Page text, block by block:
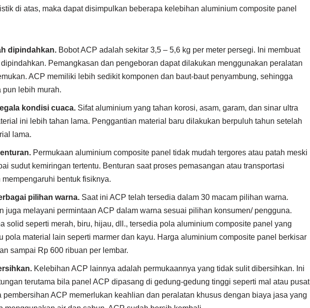
di atas, maka dapat disimpulkan beberapa kelebihan aluminium composite panel
dipindahkan.Bobot ACP adalah sekitar 3,5 – 5,6 kg per meter persegi. Ini membuat
Pemangkasan dan pengeboran dapat dilakukan menggunakan peralatan
ACP memiliki lebih sedikit komponen dan baut-baut penyambung, sehingga
pun lebih murah.
kondisi cuaca.Sifat aluminium yang tahan korosi, asam, garam, dan sinar ultra
ini lebih tahan lama. Penggantian material baru dilakukan berpuluh tahun setelah
lama.
Permukaan aluminium composite panel tidak mudah tergores atau patah meski
sudut kemiringan tertentu. Benturan saat proses pemasangan atau transportasi
bentuk fisiknya.
pilihan warna.Saat ini ACP telah tersedia dalam 30 macam pilihan warna.
juga melayani permintaan ACP dalam warna sesuai pilihan konsumen/ pengguna.
solid seperti merah, biru, hijau, dll., tersedia pola aluminium composite panel yang
pola material lain seperti marmer dan kayu. Harga aluminium composite panel berkisar
sampai Rp 600 ribuan per lembar.
Kelebihan ACP lainnya adalah permukaannya yang tidak sulit dibersihkan. Ini
terutama bila panel ACP dipasang di gedung-gedung tinggi seperti mal atau pusat
pembersihan ACP memerlukan keahlian dan peralatan khusus dengan biaya jasa yang